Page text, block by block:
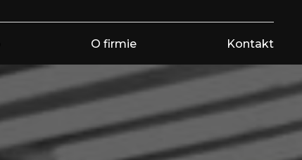
O firmie Kontakt